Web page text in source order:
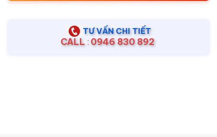
TƯ VẤN CHI TIẾT
CALL : 0946 830 892